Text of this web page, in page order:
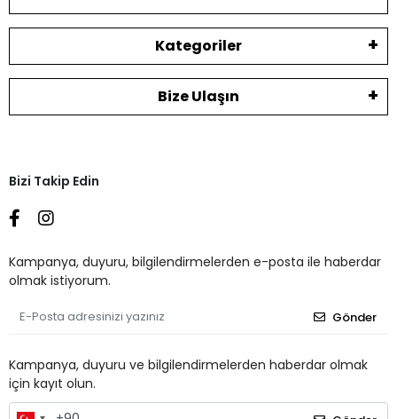
Kategoriler
Bize Ulaşın
Bizi Takip Edin
Kampanya, duyuru, bilgilendirmelerden e-posta ile haberdar
olmak istiyorum.
Gönder
Kampanya, duyuru ve bilgilendirmelerden haberdar olmak
için kayıt olun.